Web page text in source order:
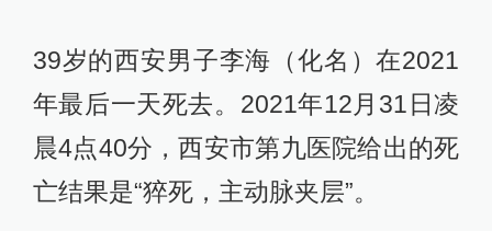
39岁的西安男子李海（化名）在2021
年最后一天死去。2021年12月31日凌
晨4点40分，西安市第九医院给出的死
亡结果是“猝死，主动脉夹层”。